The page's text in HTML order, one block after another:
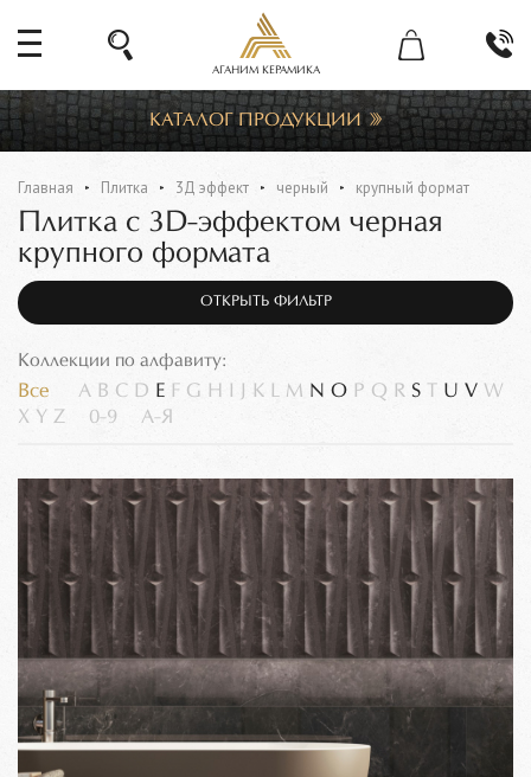
АГАНИМ КЕРАМИКА
КАТАЛОГ ПРОДУКЦИИ
Главная Плитка 3Д эффект черный крупный формат
Плитка с 3D-эффектом черная
крупного формата
ОТКРЫТЬ ФИЛЬТР
Коллекции по алфавиту:
Все A B C D E F G H K L M N O P Q R S U V W
X Y Z 0-9 А-Я